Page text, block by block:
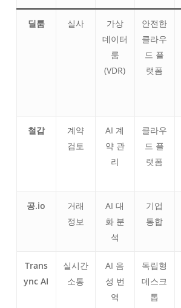
딜룸 실사
가상
데이터
룸
(VDR)
안전한
클라우
드 플
랫폼
철갑
계약
검토
AI 계
약 관
리
클라우
드 플
랫폼
공.io
거래
정보
AI 대
화 분
석
기업
통합
Trans
ync AI
실시간
소통
AI 음
성 번
역
독립형
데스크
톱